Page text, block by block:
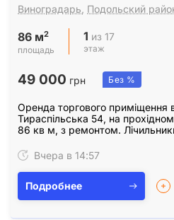
Виноградарь, Подольский
86 м2
площадь
1 из 17
этаж
49 000 грн Без %
Оренда торгового приміщення
Тираспільська 54, на
86 кв м, з ремонтом.
Вчера в 14:57
Подробнее